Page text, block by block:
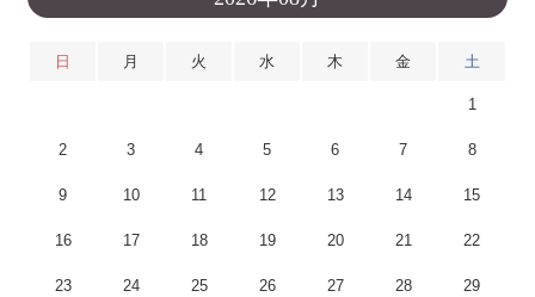
日 月 火 水 木 金 土
1
2 3 4 5 6 7 8
9 10 11 12 13 14 15
16 17 18 19 20 21 22
23 24 25 26 27 28 29